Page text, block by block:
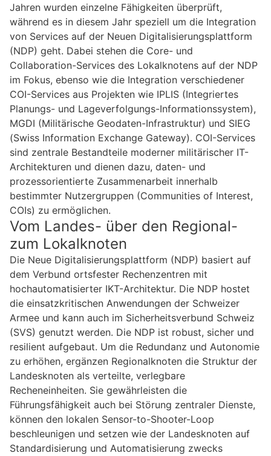
Jahren wurden einzelne Fähigkeiten überprüft,
während es in diesem Jahr speziell um die Integration
von Services auf der Neuen Digitalisierungsplattform
(NDP) geht. Dabei stehen die Core- und
Collaboration-Services des Lokalknotens auf der NDP
im Fokus, ebenso wie die Integration verschiedener
COI-Services aus Projekten wie IPLIS (Integriertes
Planungs- und Lageverfolgungs-Informationssystem),
MGDI (Militärische Geodaten-Infrastruktur) und SIEG
(Swiss Information Exchange Gateway). COI-Services
sind zentrale Bestandteile moderner militärischer IT-
Architekturen und dienen dazu, daten- und
prozessorientierte Zusammenarbeit innerhalb
bestimmter Nutzergruppen (Communities of Interest,
COIs) zu ermöglichen.
Vom Landes- über den Regional-
zum Lokalknoten
Die Neue Digitalisierungsplattform (NDP) basiert auf
dem Verbund ortsfester Rechenzentren mit
hochautomatisierter IKT-Architektur. Die NDP hostet
die einsatzkritischen Anwendungen der Schweizer
Armee und kann auch im Sicherheitsverbund Schweiz
(SVS) genutzt werden. Die NDP ist robust, sicher und
resilient aufgebaut. Um die Redundanz und Autonomie
zu erhöhen, ergänzen Regionalknoten die Struktur der
Landesknoten als verteilte, verlegbare
Recheneinheiten. Sie gewährleisten die
Führungsfähigkeit auch bei Störung zentraler Dienste,
können den lokalen Sensor-to-Shooter-Loop
beschleunigen und setzen wie der Landesknoten auf
Standardisierung und Automatisierung zwecks